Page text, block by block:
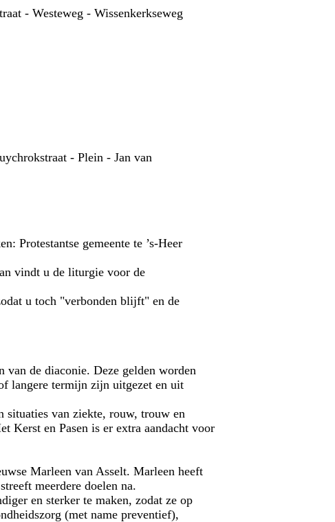
- Westeweg - Wissenkerkseweg
- Plein - Jan van
Protestantse gemeente te ’s-Heer
vindt u de liturgie voor de
u toch "verbonden blijft" en de
van de diaconie. Deze gelden worden
langere termijn zijn uitgezet en uit
situaties van ziekte, rouw, trouw en
Kerst en Pasen is er extra aandacht voor
Marleen van Asselt. Marleen heeft
meerdere doelen na.
en sterker te maken, zodat ze op
(met name preventief),